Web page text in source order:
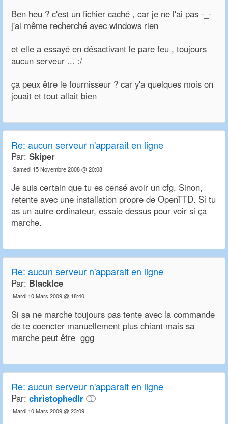
Ben heu ? c'est un fichier caché , car je ne l'ai pas -_-
j'ai même recherché avec windows rien
et elle a essayé en désactivant le pare feu , toujours
aucun serveur ... :/
ça peux être le fournisseur ? car y'a quelques mois on
jouait et tout allait bien
Re: aucun serveur n'apparait en ligne
Par: Skiper
Samedi 15 Novembre 2008 @ 20:08
Je suis certain que tu es censé avoir un cfg. Sinon,
retente avec une installation propre de OpenTTD. Si tu
as un autre ordinateur, essaie dessus pour voir si ça
marche.
Re: aucun serveur n'apparait en ligne
Par: BlackIce
Mardi 10 Mars 2009 @ 18:40
Si sa ne marche toujours pas tente avec la commande
de te coencter manuellement plus chiant mais sa
marche peut être ggg
Re: aucun serveur n'apparait en ligne
Par: christophedlr
Mardi 10 Mars 2009 @ 23:09